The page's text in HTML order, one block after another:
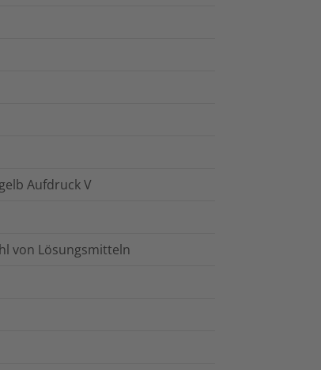
Aufdruck V
von Lösungsmitteln